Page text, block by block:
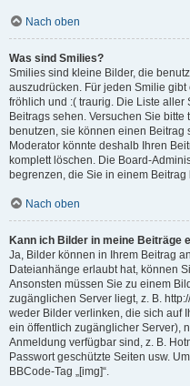
Nach oben
Was sind Smilies?
Smilies sind kleine Bilder, die
auszudrücken. Für jeden Smilie
fröhlich und :( traurig. Die Liste
Beitrags sehen. Versuchen Sie
benutzen, sie können einen
Moderator könnte deshalb Ihren
komplett löschen. Die Board-
begrenzen, die Sie in einem
Nach oben
Kann ich Bilder in meine Beiträge
Ja, Bilder können in Ihrem Beitrag
Dateianhänge erlaubt hat, können
Ansonsten müssen Sie zu einem
zugänglichen Server liegt, z. B.
weder Bilder verlinken, die sich auf
ein öffentlich zugänglicher Server),
Anmeldung verfügbar sind, z. B.
Passwort geschützte Seiten usw.
BBCode-Tag „[img]“.